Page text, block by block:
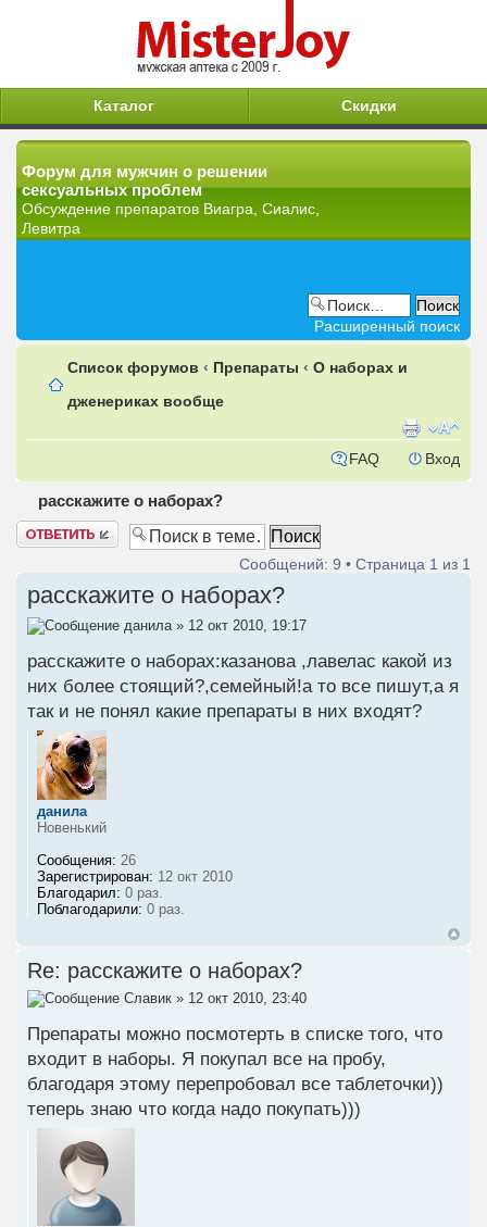
Каталог Скидки
Форум для мужчин о решении
сексуальных проблем
Обсуждение препаратов Виагра, Сиалис,
Левитра
Расширенный поиск
Список форумов ‹ Препараты ‹ О наборах и
дженериках вообще
FAQ Вход
расскажите о наборах?
Ответить
Сообщений: 9 • Страница 1 из 1
расскажите о наборах?
данила» 12 окт 2010, 19:17
расскажите о наборах:казанова ,лавелас какой из
них более стоящий?,семейный!а то все пишут,а я
так и не понял какие препараты в них входят?
данила
Новенький
Сообщения: 26
Зарегистрирован: 12 окт 2010
Благодарил: 0 раз.
Поблагодарили: 0 раз.
Re: расскажите о наборах?
Славик » 12 окт 2010, 23:40
Препараты можно посмотерть в списке того, что
входит в наборы. Я покупал все на пробу,
благодаря этому перепробовал все таблеточки))
теперь знаю что когда надо покупать)))